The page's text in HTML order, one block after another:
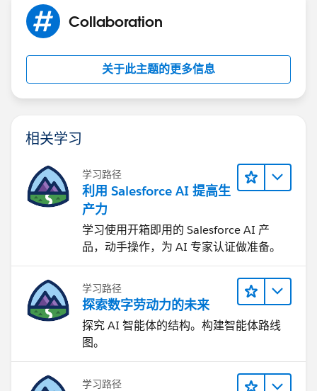
Collaboration
关于此主题的更多信息
相关学习
学习路径
利用 Salesforce AI 提高生
产力
学习使用开箱即用的 Salesforce AI 产
品，动手操作，为 AI 专家认证做准备。
学习路径
探索数字劳动力的未来
探究 AI 智能体的结构。构建智能体路线
图。
学习路径